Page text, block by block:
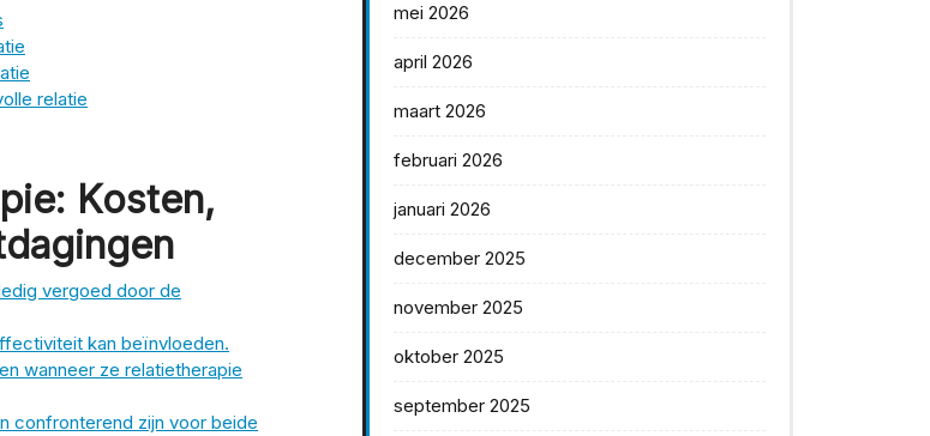
relatie
Kosten,
vergoed door de
kan beïnvloeden.
wanneer ze relatietherapie
confronterend zijn voor beide
mei 2026
april 2026
maart 2026
februari 2026
januari 2026
december 2025
november 2025
oktober 2025
september 2025